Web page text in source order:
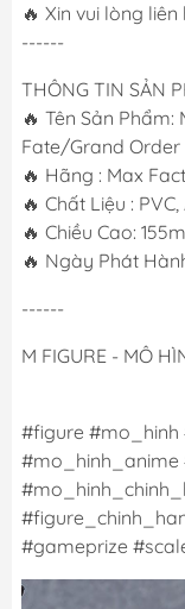
🔥 Xin vui lòng
------
THÔNG TIN SẢN
🔥 Tên Sản
Fate/Grand
🔥 Hãng : Max
🔥 Chất Liệu : PVC,
🔥 Chiều Cao:
🔥 Ngày Phát
------
M FIGURE - MÔ
#figure
#gameprize